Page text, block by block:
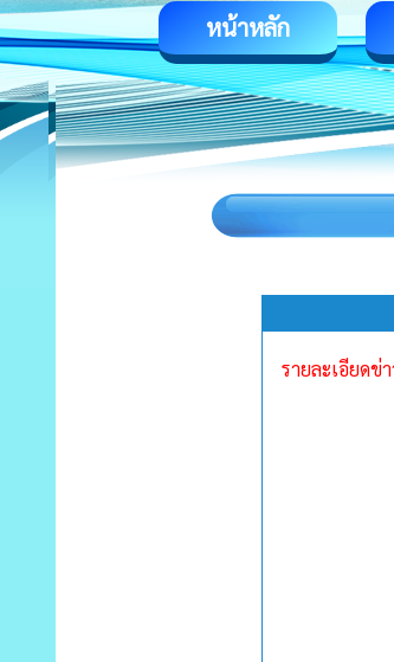
หน้าหลัก
รายละเอียดข่า